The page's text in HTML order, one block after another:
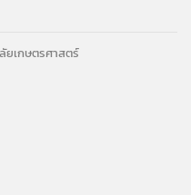
ยเกษตรศาสตร์